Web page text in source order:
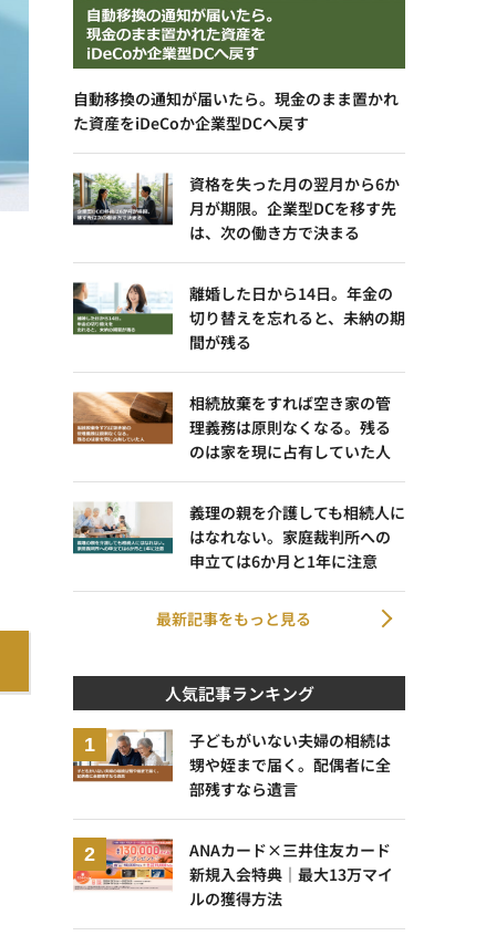
自動移換の通知が届いたら。現金のまま置かれ
た資産をiDeCoか企業型DCへ戻す
資格を失った月の翌月から6か
月が期限。企業型DCを移す先
は、次の働き方で決まる
離婚した日から14日。年金の
切り替えを忘れると、未納の期
間が残る
相続放棄をすれば空き家の管
理義務は原則なくなる。残る
のは家を現に占有していた人
義理の親を介護しても相続人に
はなれない。家庭裁判所への
申立ては6か月と1年に注意
最新記事をもっと見る
人気記事ランキング
子どもがいない夫婦の相続は
甥や姪まで届く。配偶者に全
部残すなら遺言
ANAカード×三井住友カード
新規入会特典｜最大13万マイ
ルの獲得方法